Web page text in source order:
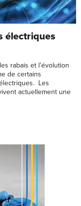
électriques
rabais et l’évolution
de certains
Les
actuellement une